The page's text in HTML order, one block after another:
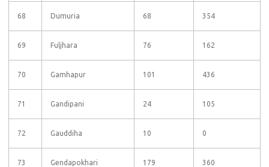
68 Dumuria 68 354
69 Fuljhara 76 162
70 Gamhapur 101 436
71 Gandipani 24 105
72 Gauddiha 10 0
73 Gendapokhari 179 360